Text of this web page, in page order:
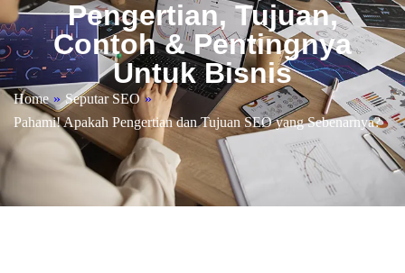
Pengertian, Tujuan,
Contoh & Pentingnya
Untuk Bisnis
Home » Seputar SEO »
Pahami! Apakah Pengertian dan Tujuan SEO yang Sebenarnya?